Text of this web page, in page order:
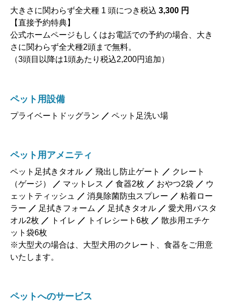
大きさに関わらず全犬種 1 頭につき税込 3,300 円
【直接予約特典】
公式ホームページもしくはお電話での予約の場合、大き
さに関わらず全犬種2頭まで無料。
（3頭目以降は1頭あたり税込2,200円追加）
ペット用設備
プライベートドッグラン ／ ペット足洗い場
ペット用アメニティ
ペット足拭きタオル ／ 飛出し防止ゲート ／ クレート
（ゲージ）
／ マットレス ／ 食器2枚 ／ おやつ2袋 ／ ウ
ェットティッシュ
／ 消臭除菌防虫スプレー ／ 粘着ロー
ラー ／ 足拭きフォーム ／ 足拭きタオル ／ 愛犬用バスタ
オル2枚 ／ トイレ ／ トイレシート6枚 ／ 散歩用エチケ
ット袋6枚
※大型犬の場合は、大型犬用のクレート、食器をご用意
いたします。
ペットへのサービス